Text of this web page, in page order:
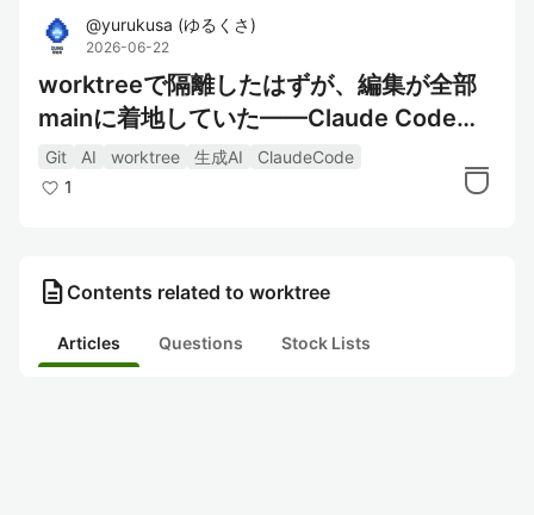
@yurukusa (ゆるくさ)
2026-06-22
worktreeで隔離したはずが、編集が全部
mainに着地していた——Claude Codeの
静かなデータ消失(起票#70069)
Git AI worktree 生成AI
ClaudeCode
1
description Contents related to worktree
Articles Questions Stock Lists